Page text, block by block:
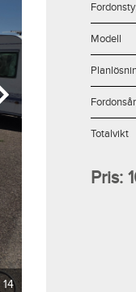
14
Modell
Fordonsår
Totalvikt
Pris: